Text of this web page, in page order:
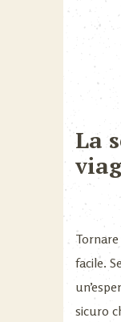
La
facile.
sicuro